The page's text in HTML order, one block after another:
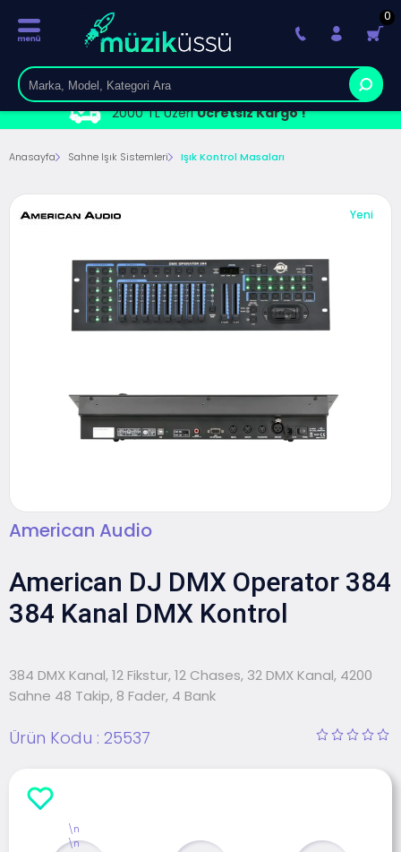
2000 TL ÜzeriÜcretsiz Kargo !
0
Anasayfa Sahne Işık Sistemleri Işık Kontrol Masaları
Yeni
American Audio
American DJ DMX Operator 384
384 Kanal DMX Kontrol
384 DMX Kanal, 12 Fikstur, 12 Chases, 32 DMX Kanal, 4200
Sahne 48 Takip, 8 Fader, 4 Bank
Ürün Kodu : 25537
\n
\n